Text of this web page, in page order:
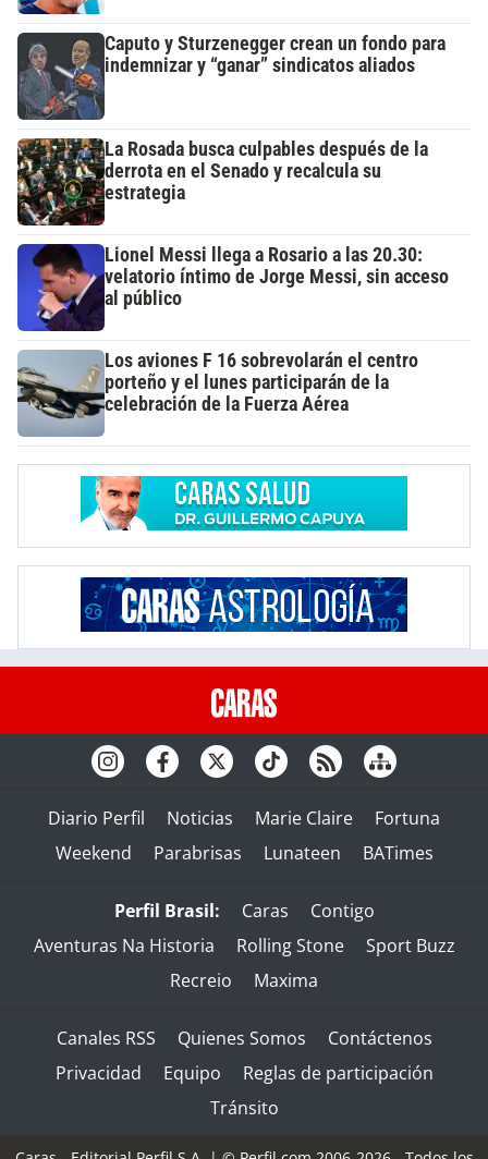
Caputo y Sturzenegger crean un fondo para
indemnizar y “ganar” sindicatos aliados
La Rosada busca culpables después de la
derrota en el Senado y recalcula su
estrategia
Lionel Messi llega a Rosario a las 20.30:
velatorio íntimo de Jorge Messi, sin acceso
al público
Los aviones F 16 sobrevolarán el centro
porteño y el lunes participarán de la
celebración de la Fuerza Aérea
Diario Perfil Noticias Marie Claire
Fortuna
Weekend
Parabrisas Lunateen BATimes
Perfil Brasil: Caras
Contigo
Aventuras Na Historia
Rolling Stone
Sport Buzz
Recreio
Maxima
Canales RSS Quienes Somos
Contáctenos
Privacidad
Equipo
Reglas de participación
Tránsito